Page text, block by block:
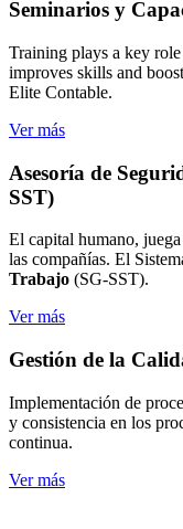
Seminarios y
Training plays a key
improves skills and
Elite Contable.
Ver más
Asesoría de
SST)
El capital humano,
las compañías. El
Trabajo (SG-SST).
Ver más
Gestión de la
Implementación de
y consistencia en los
continua.
Ver más